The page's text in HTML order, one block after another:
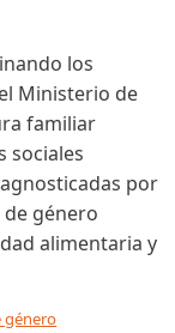
los
Ministerio de
familiar
sociales
por
género
alimentaria y
género